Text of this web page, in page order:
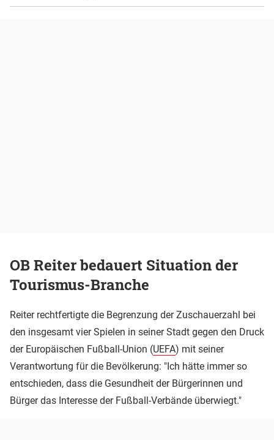
OB Reiter bedauert Situation der
Tourismus-Branche
Reiter rechtfertigte die Begrenzung der Zuschauerzahl bei
den insgesamt vier Spielen in seiner Stadt gegen den Druck
der Europäischen Fußball-Union (UEFA) mit seiner
Verantwortung für die Bevölkerung: "Ich hätte immer so
entschieden, dass die Gesundheit der Bürgerinnen und
Bürger das Interesse der Fußball-Verbände überwiegt."